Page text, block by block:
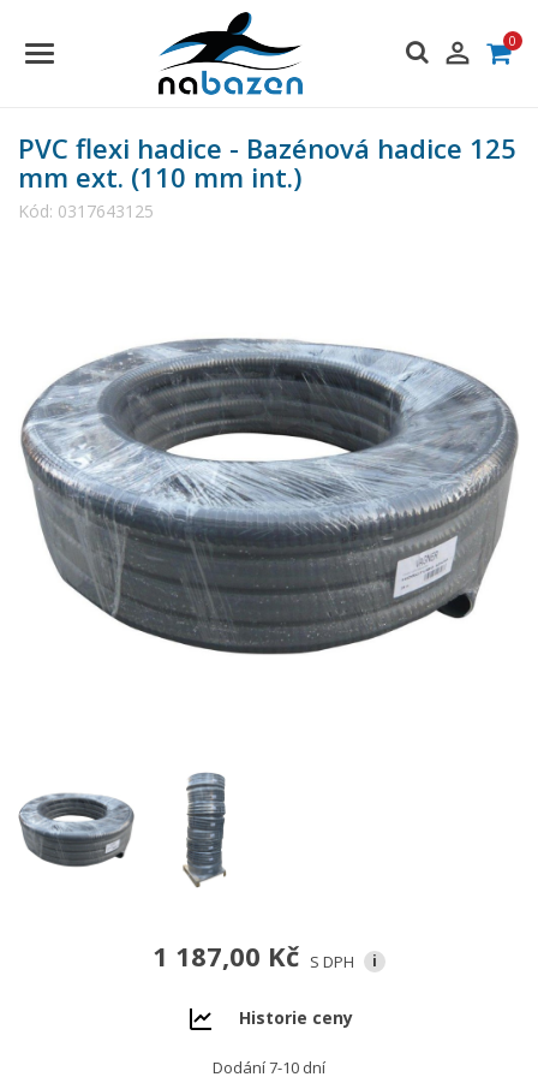
 0
PVC flexi hadice - Bazénová hadice 125
mm ext. (110 mm int.)
Kód: 0317643125
1 187,00 Kč S DPH i
Historie ceny
Dodání 7-10 dní